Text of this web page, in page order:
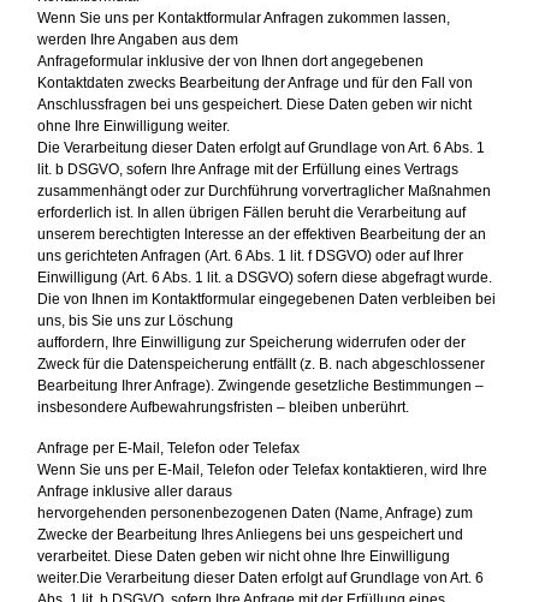
Wenn Sie uns per Kontaktformular Anfragen zukommen lassen,
werden Ihre Angaben aus dem
Anfrageformular inklusive der von Ihnen dort angegebenen
Kontaktdaten zwecks Bearbeitung der Anfrage und für den Fall von
Anschlussfragen bei uns gespeichert. Diese Daten geben wir nicht
ohne Ihre Einwilligung weiter.
Die Verarbeitung dieser Daten erfolgt auf Grundlage von Art. 6 Abs. 1
lit. b DSGVO, sofern Ihre Anfrage mit der Erfüllung eines Vertrags
zusammenhängt oder zur Durchführung vorvertraglicher Maßnahmen
erforderlich ist. In allen übrigen Fällen beruht die Verarbeitung auf
unserem berechtigten Interesse an der effektiven Bearbeitung der an
uns gerichteten Anfragen (Art. 6 Abs. 1 lit. f DSGVO) oder auf Ihrer
Einwilligung (Art. 6 Abs. 1 lit. a DSGVO) sofern diese abgefragt wurde.
Die von Ihnen im Kontaktformular eingegebenen Daten verbleiben bei
uns, bis Sie uns zur Löschung
auffordern, Ihre Einwilligung zur Speicherung widerrufen oder der
Zweck für die Datenspeicherung entfällt (z. B. nach abgeschlossener
Bearbeitung Ihrer Anfrage). Zwingende gesetzliche Bestimmungen –
insbesondere Aufbewahrungsfristen – bleiben unberührt.
Anfrage per E-Mail, Telefon oder Telefax
Wenn Sie uns per E-Mail, Telefon oder Telefax kontaktieren, wird Ihre
Anfrage inklusive aller daraus
hervorgehenden personenbezogenen Daten (Name, Anfrage) zum
Zwecke der Bearbeitung Ihres Anliegens bei uns gespeichert und
verarbeitet. Diese Daten geben wir nicht ohne Ihre Einwilligung
weiter.Die Verarbeitung dieser Daten erfolgt auf Grundlage von Art. 6